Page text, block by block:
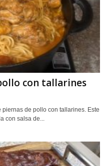
con tallarines
de pollo con tallarines. Este
con salsa de...